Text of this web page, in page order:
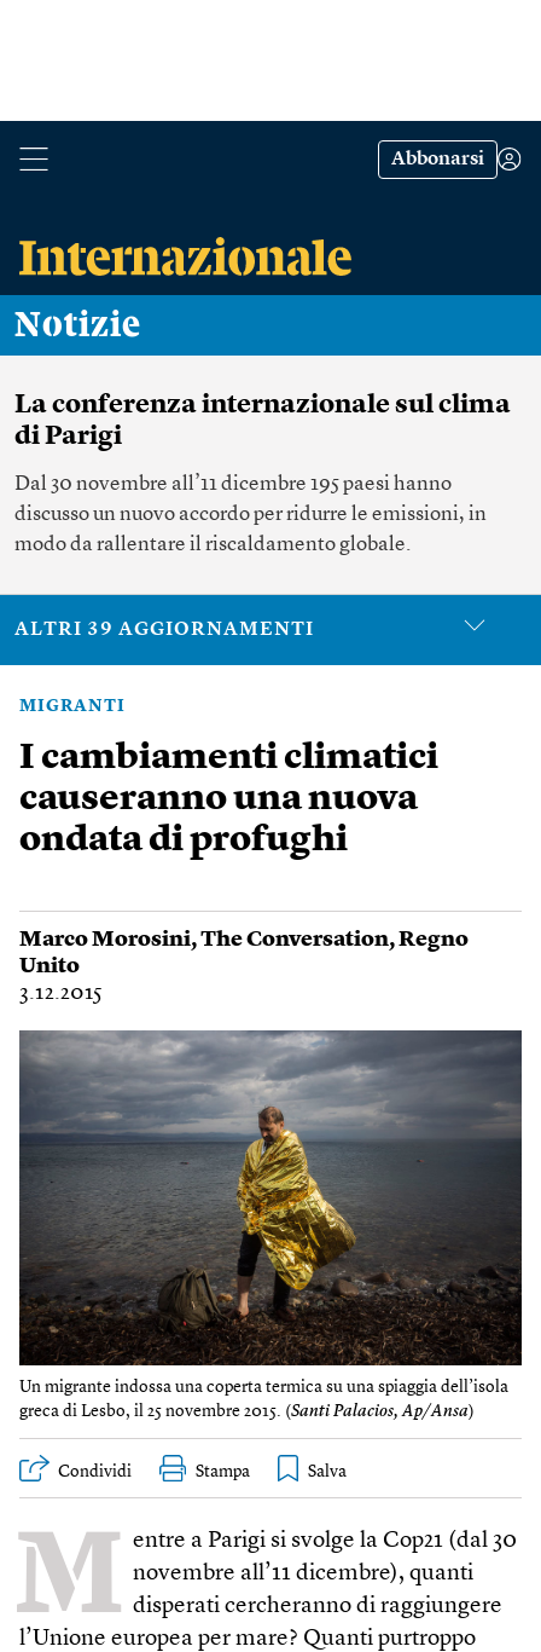
Abbonarsi
Notizie
La conferenza internazionale sul clima
di Parigi
Dal 30 novembre all’11 dicembre 195 paesi hanno
discusso un nuovo accordo per ridurre le emissioni, in
modo da rallentare il riscaldamento globale.
ALTRI 39 AGGIORNAMENTI
MIGRANTI
I cambiamenti climatici
causeranno una nuova
ondata di profughi
Marco Morosini,The Conversation,Regno
Unito
3.12.2015
Un migrante indossa una coperta termica su una spiaggia dell’isola
greca di Lesbo, il 25 novembre 2015. (Santi Palacios, Ap/Ansa)
Condividi Stampa
M entre a Parigi si svolge la Cop21 (dal 30
novembre all’11 dicembre), quanti
disperati cercheranno di raggiungere
l’Unione europea per mare? Quanti purtroppo